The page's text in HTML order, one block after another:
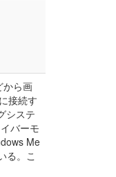
から画
接続す
システ
バーモ
Me
る。こ